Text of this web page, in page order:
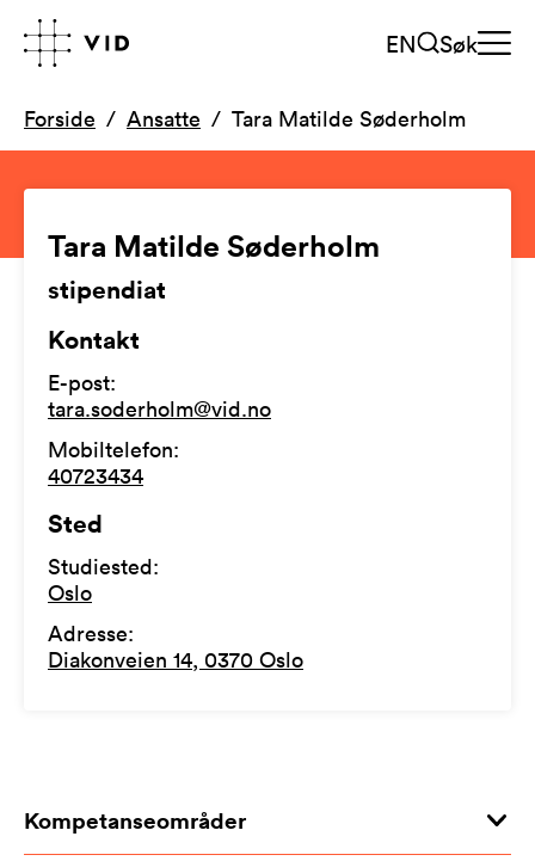
EN Søk
Forside Ansatte Tara Matilde Søderholm
Tara Matilde Søderholm
stipendiat
Kontakt
E-post:
tara.soderholm@vid.no
Mobiltelefon:
40723434
Sted
Studiested:
Oslo
Adresse:
Diakonveien 14, 0370 Oslo
Kompetanseområder